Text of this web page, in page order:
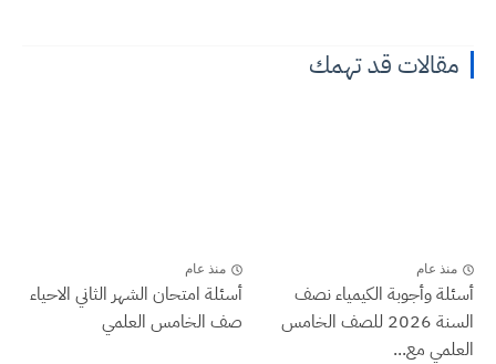
مقالات قد تهمك
منذ عام
أسئلة وأجوبة الكيمياء نصف
السنة 2026 للصف الخامس
العلمي مع...
منذ عام
أسئلة امتحان الشهر الثاني الاحياء
صف الخامس العلمي